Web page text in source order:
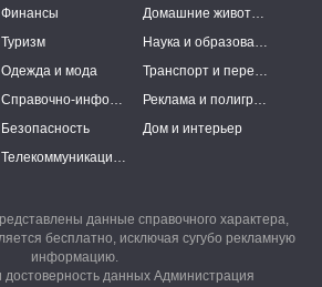
Финансы
Домашние животные
Туризм
Наука и образование
Одежда и мода
Транспорт и перевозки
Справочно-информационные системы
Реклама и полиграфия
Безопасность
Дом и интерьер
Телекоммуникации и связь
данные справочного характера,
бесплатно, исключая сугубо рекламную
информацию.
данных Администрация